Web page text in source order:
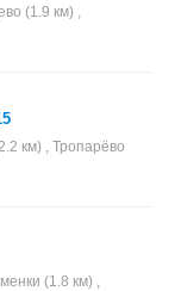
(1.9 км) ,
км) , Тропарёво
(1.8 км) ,